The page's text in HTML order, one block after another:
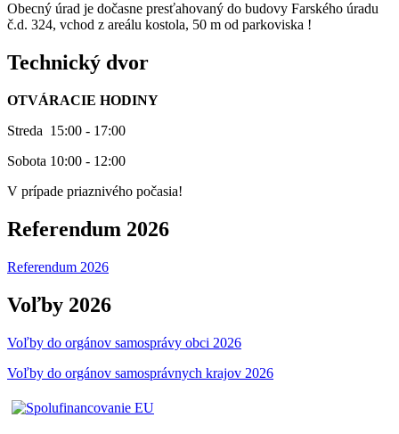
Obecný úrad je dočasne presťahovaný do budovy Farského úradu
č.d. 324, vchod z areálu kostola, 50 m od parkoviska !
Technický dvor
OTVÁRACIE HODINY
Streda 15:00 - 17:00
Sobota 10:00 - 12:00
V prípade priaznivého počasia!
Referendum 2026
Referendum 2026
Voľby 2026
Voľby do orgánov samosprávy obci 2026
Voľby do orgánov samosprávnych krajov 2026